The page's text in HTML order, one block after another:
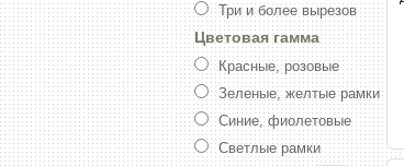
Три и более вырезов
Цветовая гамма
Красные, розовые
Зеленые, желтые рамки
Синие, фиолетовые
Светлые рамки